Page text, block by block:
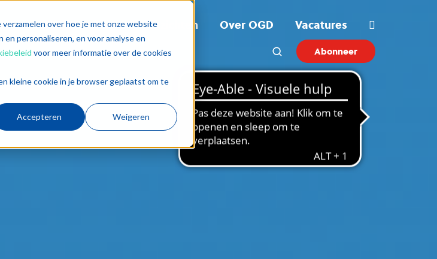
over hoe je met onze website
personaliseren, en voor analyse en
voor meer informatie over de cookies
kleine cookie in je browser geplaatst om te
Accepteren Weigeren
Sectoren Trends Inzichten Over OGD Vacatures
Abonneer